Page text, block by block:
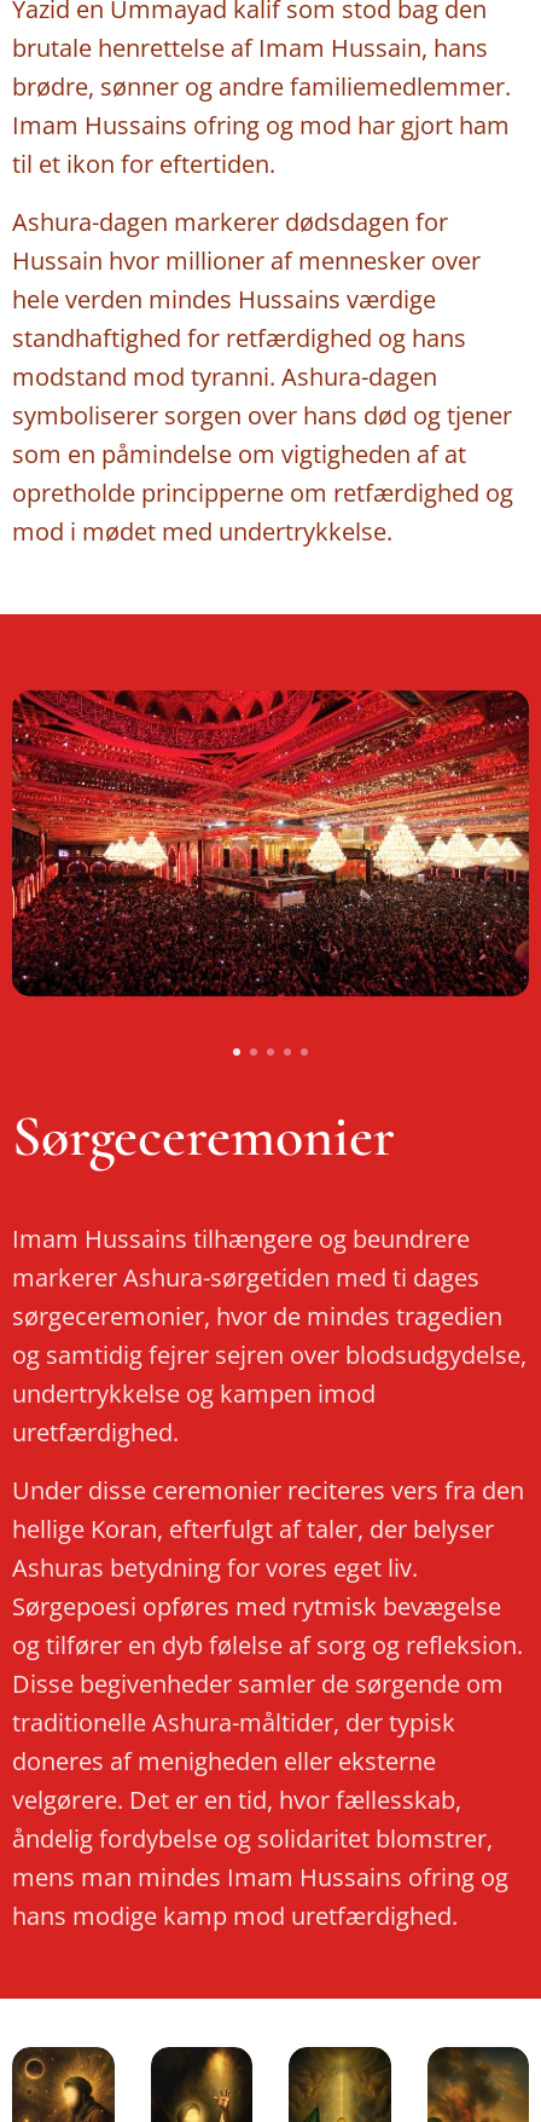
Yazid en Ummayad kalif som stod bag den
brutale henrettelse af Imam Hussain, hans
brødre, sønner og andre familiemedlemmer.
Imam Hussains ofring og mod har gjort ham
til et ikon for eftertiden.
Ashura-dagen markerer dødsdagen for
Hussain hvor millioner af mennesker over
hele verden mindes Hussains værdige
standhaftighed for retfærdighed og hans
modstand mod tyranni. Ashura-dagen
symboliserer sorgen over hans død og tjener
som en påmindelse om vigtigheden af at
opretholde principperne om retfærdighed og
mod i mødet med undertrykkelse.
Sørgeceremonier
Imam Hussains tilhængere og beundrere
markerer Ashura-sørgetiden med ti dages
sørgeceremonier, hvor de mindes tragedien
og samtidig fejrer sejren over blodsudgydelse,
undertrykkelse og kampen imod
uretfærdighed.
Under disse ceremonier reciteres vers fra den
hellige Koran, efterfulgt af taler, der belyser
Ashuras betydning for vores eget liv.
Sørgepoesi opføres med rytmisk bevægelse
og tilfører en dyb følelse af sorg og refleksion.
Disse begivenheder samler de sørgende om
traditionelle Ashura-måltider, der typisk
doneres af menigheden eller eksterne
velgørere. Det er en tid, hvor fællesskab,
åndelig fordybelse og solidaritet blomstrer,
mens man mindes Imam Hussains ofring og
hans modige kamp mod uretfærdighed.